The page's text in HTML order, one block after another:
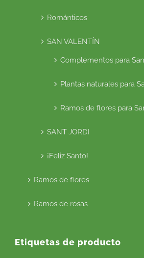
Románticos
SAN VALENTÍN
Complementos para
Plantas naturales para
Ramos de flores para
SANT JORDI
¡Feliz Santo!
Ramos de flores
Ramos de rosas
Etiquetas de producto